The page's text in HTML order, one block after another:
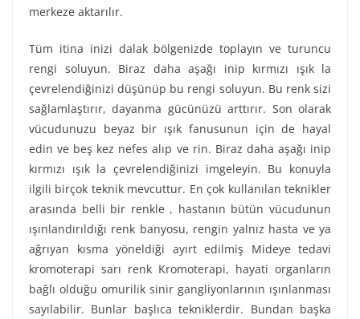
merkeze aktarılır.
Tüm itina inizi dalak bölgenizde toplayın ve turuncu
rengi soluyun. Biraz daha aşağı inip kırmızı ışık la
çevrelendiğinizi düşünüp bu rengi soluyun. Bu renk sizi
sağlamlaştırır, dayanma gücünüzü arttırır. Son olarak
vücudunuzu beyaz bir ışık fanusunun için de hayal
edin ve beş kez nefes alıp ve rin. Biraz daha aşağı inip
kırmızı ışık la çevrelendiğinizi imgeleyin. Bu konuyla
ilgili birçok teknik mevcuttur. En çok kullanılan teknikler
arasında belli bir renkle , hastanın bütün vücudunun
ışınlandırıldığı renk banyosu, rengin yalnız hasta ve ya
ağrıyan kısma yöneldiği ayırt edilmiş Mideye tedavi
kromoterapi sarı renk Kromoterapi, hayati organların
bağlı olduğu omurilik sinir gangliyonlarının ışınlanması
sayılabilir. Bunlar başlıca tekniklerdir. Bundan başka